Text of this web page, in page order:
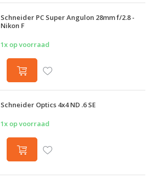
Schneider PC Super Angulon 28mm f/2.8 -
Nikon F
1x op voorraad
Schneider Optics 4x4 ND .6 SE
1x op voorraad